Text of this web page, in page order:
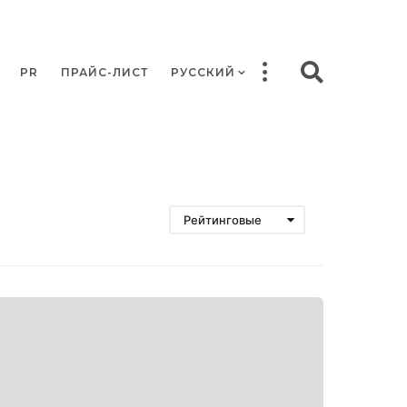
PR ПРАЙС-ЛИСТ РУССКИЙ
Рейтинговые